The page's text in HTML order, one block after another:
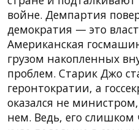
войне. Демпартия
демократия — это
Американская
грузом накопленных
проблем. Старик Джо
геронтократии, а
оказался не
нем. Ведь, его слишком